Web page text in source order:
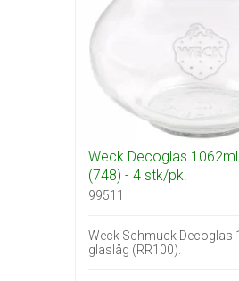
Weck Decoglas 1062ml
(748) - 4 stk/pk.
99511
Weck Schmuck Decoglas
glaslåg (RR100).